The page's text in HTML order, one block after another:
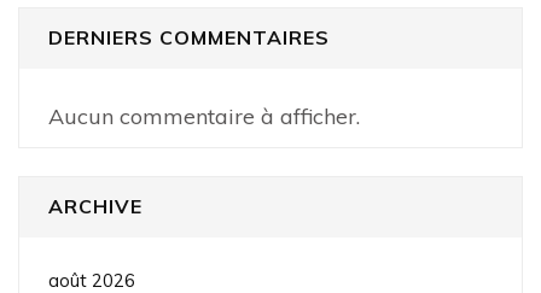
DERNIERS COMMENTAIRES
Aucun commentaire à afficher.
ARCHIVE
août 2026